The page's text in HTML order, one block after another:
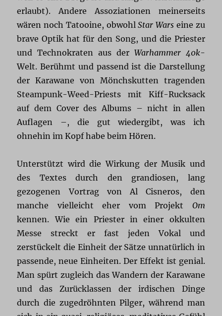
erlaubt). Andere Assoziationen meinerseits
wären noch Tatooine, obwohlStar Wars eine zu
brave Optik hat für den Song, und die Priester
und Technokraten aus der Warhammer 40k-
Welt. Berühmt und passend ist die Darstellung
der Karawane von Mönchskutten tragenden
Steampunk-Weed-Priests mit Kiff-Rucksack
auf dem Cover des Albums – nicht in allen
Auflagen –, die gut wiedergibt, was ich
ohnehin im Kopf habe beim Hören.
Unterstützt wird die Wirkung der Musik und
des Textes durch den grandiosen, lang
gezogenen Vortrag von Al Cisneros, den
manche vielleicht eher vom Projekt Om
kennen. Wie ein Priester in einer okkulten
Messe streckt er fast jeden Vokal und
zerstückelt die Einheit der Sätze unnatürlich in
passende, neue Einheiten. Der Effekt ist genial.
Man spürt zugleich das Wandern der Karawane
und das Zurücklassen der irdischen Dinge
durch die zugedröhnten Pilger, während man